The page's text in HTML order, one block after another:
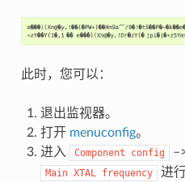
此时，您可以：
退出监视器。
打开 menuconfig。
进入
Component config
Main XTAL frequency
进